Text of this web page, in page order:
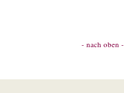
- nach oben -